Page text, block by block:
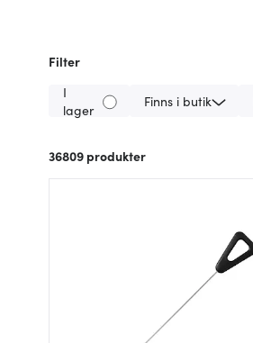
Filter
I
lager
Finns i butik
36809 produkter